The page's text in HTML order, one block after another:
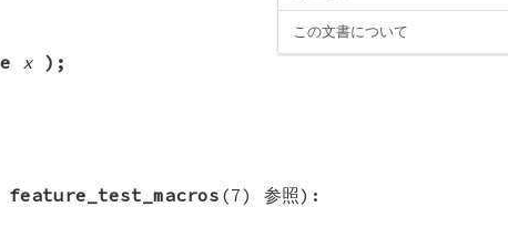
この文書について
x );
feature_test_macros (7) 参照):